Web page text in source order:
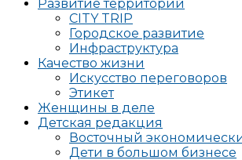
Развитие территорий
CITY TRIP
Городское развитие
Инфраструктура
Качество жизни
Искусство переговоров
Этикет
Женщины в деле
Детская редакция
Восточный
Дети в большом бизнесе